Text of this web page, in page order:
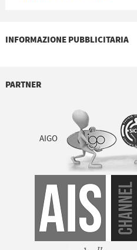
INFORMAZIONE PUBBLICITARIA
PARTNER
AIGO